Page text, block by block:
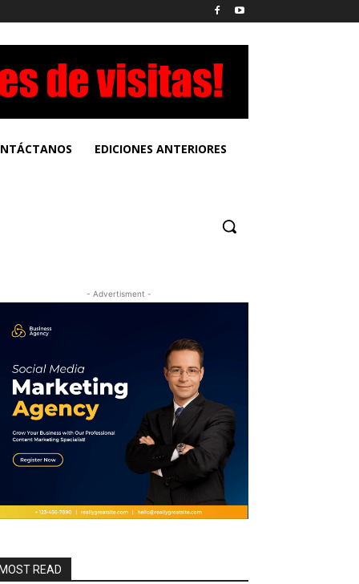
EDICIONES ANTERIORES
- Advertisment -
READ